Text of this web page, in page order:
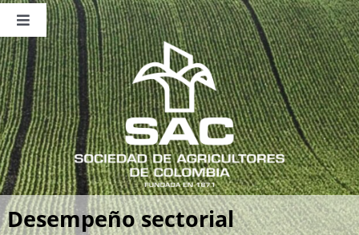
Saltar
contenido
Toggle
Navigation
Nosotros
Publicaciones
Sala de Prensa
Eventos
Desempeño sectorial